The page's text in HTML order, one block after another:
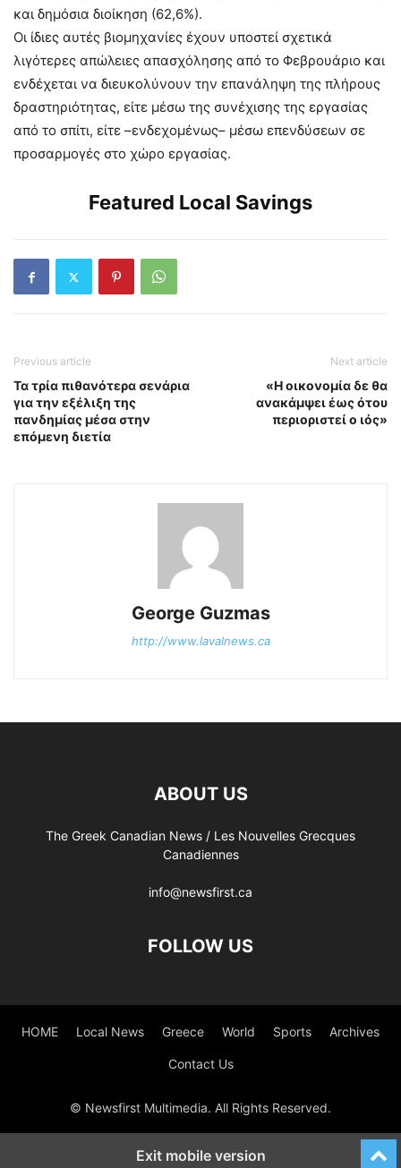
και δημόσια διοίκηση (62,6%).
Οι ίδιες αυτές βιομηχανίες έχουν υποστεί σχετικά
λιγότερες απώλειες απασχόλησης από το Φεβρουάριο και
ενδέχεται να διευκολύνουν την επανάληψη της πλήρους
δραστηριότητας, είτε μέσω της συνέχισης της εργασίας
από το σπίτι, είτε –ενδεχομένως– μέσω επενδύσεων σε
προσαρμογές στο χώρο εργασίας.
Featured Local Savings
Previous article
Τα τρία πιθανότερα σενάρια
για την εξέλιξη της
πανδημίας μέσα στην
επόμενη διετία
Next article
«Η οικονομία δε θα
ανακάμψει έως ότου
περιοριστεί ο ιός»
George Guzmas
http://www.lavalnews.ca
ABOUT US
The Greek Canadian News / Les Nouvelles Grecques
Canadiennes
info@newsfirst.ca
FOLLOW US
HOME Local News Greece World Sports Archives
Contact Us
© Newsfirst Multimedia. All Rights Reserved.
Exit mobile version